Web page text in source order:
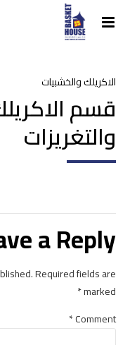
الاكريلك والخشبيات
قسم
والتغريزات
a Reply
Required fields are
marked *
Comment
*